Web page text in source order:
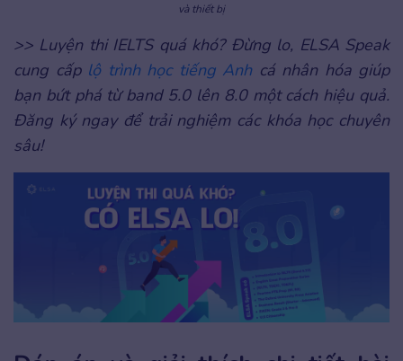
và thiết bị
>> Luyện thi IELTS quá khó? Đừng lo, ELSA Speak
cung cấp lộ trình học tiếng Anhcá nhân hóa giúp
bạn bứt phá từ band 5.0 lên 8.0 một cách hiệu quả.
Đăng ký ngay để trải nghiệm các khóa học chuyên
sâu!